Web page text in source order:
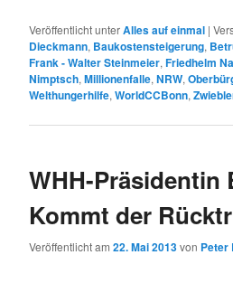
Veröffentlicht unterAlles auf einmal |
Dieckmann, Baukostensteigerung,
Frank - Walter Steinmeier, Friedhelm
Nimptsch, Millionenfalle, NRW,
Welthungerhilfe, WorldCCBonn,
WHH-Präsidentin
Kommt der
Veröffentlicht am 22. Mai 2013von Peter